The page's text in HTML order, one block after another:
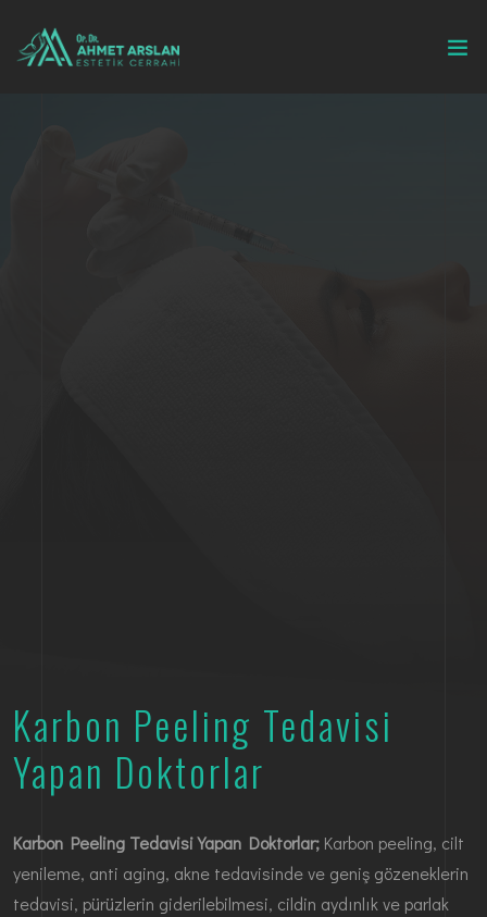
Karbon Peeling Tedavisi
Yapan Doktorlar
Karbon Peeling Tedavisi Yapan Doktorlar; Karbon peeling, cilt
yenileme, anti aging, akne tedavisinde ve geniş gözeneklerin
tedavisi, pürüzlerin giderilebilmesi, cildin aydınlık ve parlak